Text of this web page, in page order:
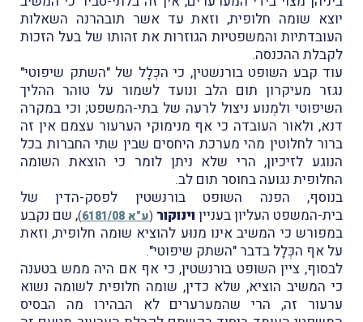
יוצא שומה חלופית, וזאת עד אשר תובהרנה השאלות
העובדתיות והמשפטיות הגוזרות את זהותו של בעל הזכות
לקבלת ההכנסה.
עוד קבע השופט בורנשטין, כי הכְּלָל של "השתק שיפוטי"
נגזר מעיקרון תום הלב ונועד לשמור על טוהר ההליך
השיפוטי ולמְנוע ניצול לרעה של בתי-המשפט; וכי במקרה
דנא, ולאור העובדה כי אף מנימוקי הערעור עצמם אין זה
ברור לחלוטין מהי מערכת היחסים שבין שתי החברות בכל
הנוגע לזיכיון, הרי שלא ניתן לומר כי הוצאת השומה
החלופית נגועה בחוסר תום לב.
בנוסף, הפנה השופט בורנשטין לפסק-הדין של
בית-המשפט העליון בענייןוינוקור (ע"א 6181/08 ), שם נקבע
במפורש כי המשיב אינו מנוּע להוציא שומה חלופית, וזאת
על אף הכְּלָל בדבר "השתק שיפוטי".
לבסוף, ציין השופט בורנשטין, כי אף אם היה ממש בטענה
כי המשיב הוציא, שלא כדין, שומה חלופית לשומה נשוא
ערעור זה, הרי שהמערערים לא הבהירו מה הבסיס